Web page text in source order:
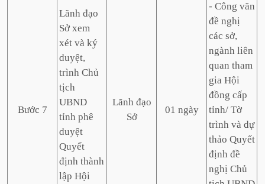
Bước 7
Lãnh đạo
Sở xem
xét và ký
duyệt,
trình Chủ
tịch
UBND
tỉnh phê
duyệt
Quyết
định thành
lập Hội
Lãnh đạo
Sở
01 ngày
- Công văn
đề nghị
các sở,
ngành liên
quan tham
gia Hội
đồng cấp
tỉnh/ Tờ
trình và dự
thảo Quyết
định đề
nghị Chủ